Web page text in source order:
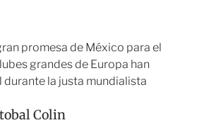
promesa de México para el
grandes de Europa han
durante la justa mundialista
Colin